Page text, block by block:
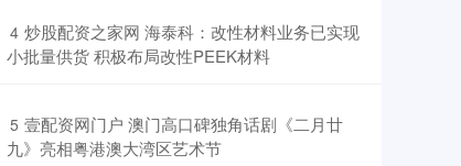
4 ​炒股配资之家网 海泰科：改性材料业务已实现
小批量供货 积极布局改性PEEK材料
5 ​壹配资网门户 澳门高口碑独角话剧《二月廿
九》亮相粤港澳大湾区艺术节